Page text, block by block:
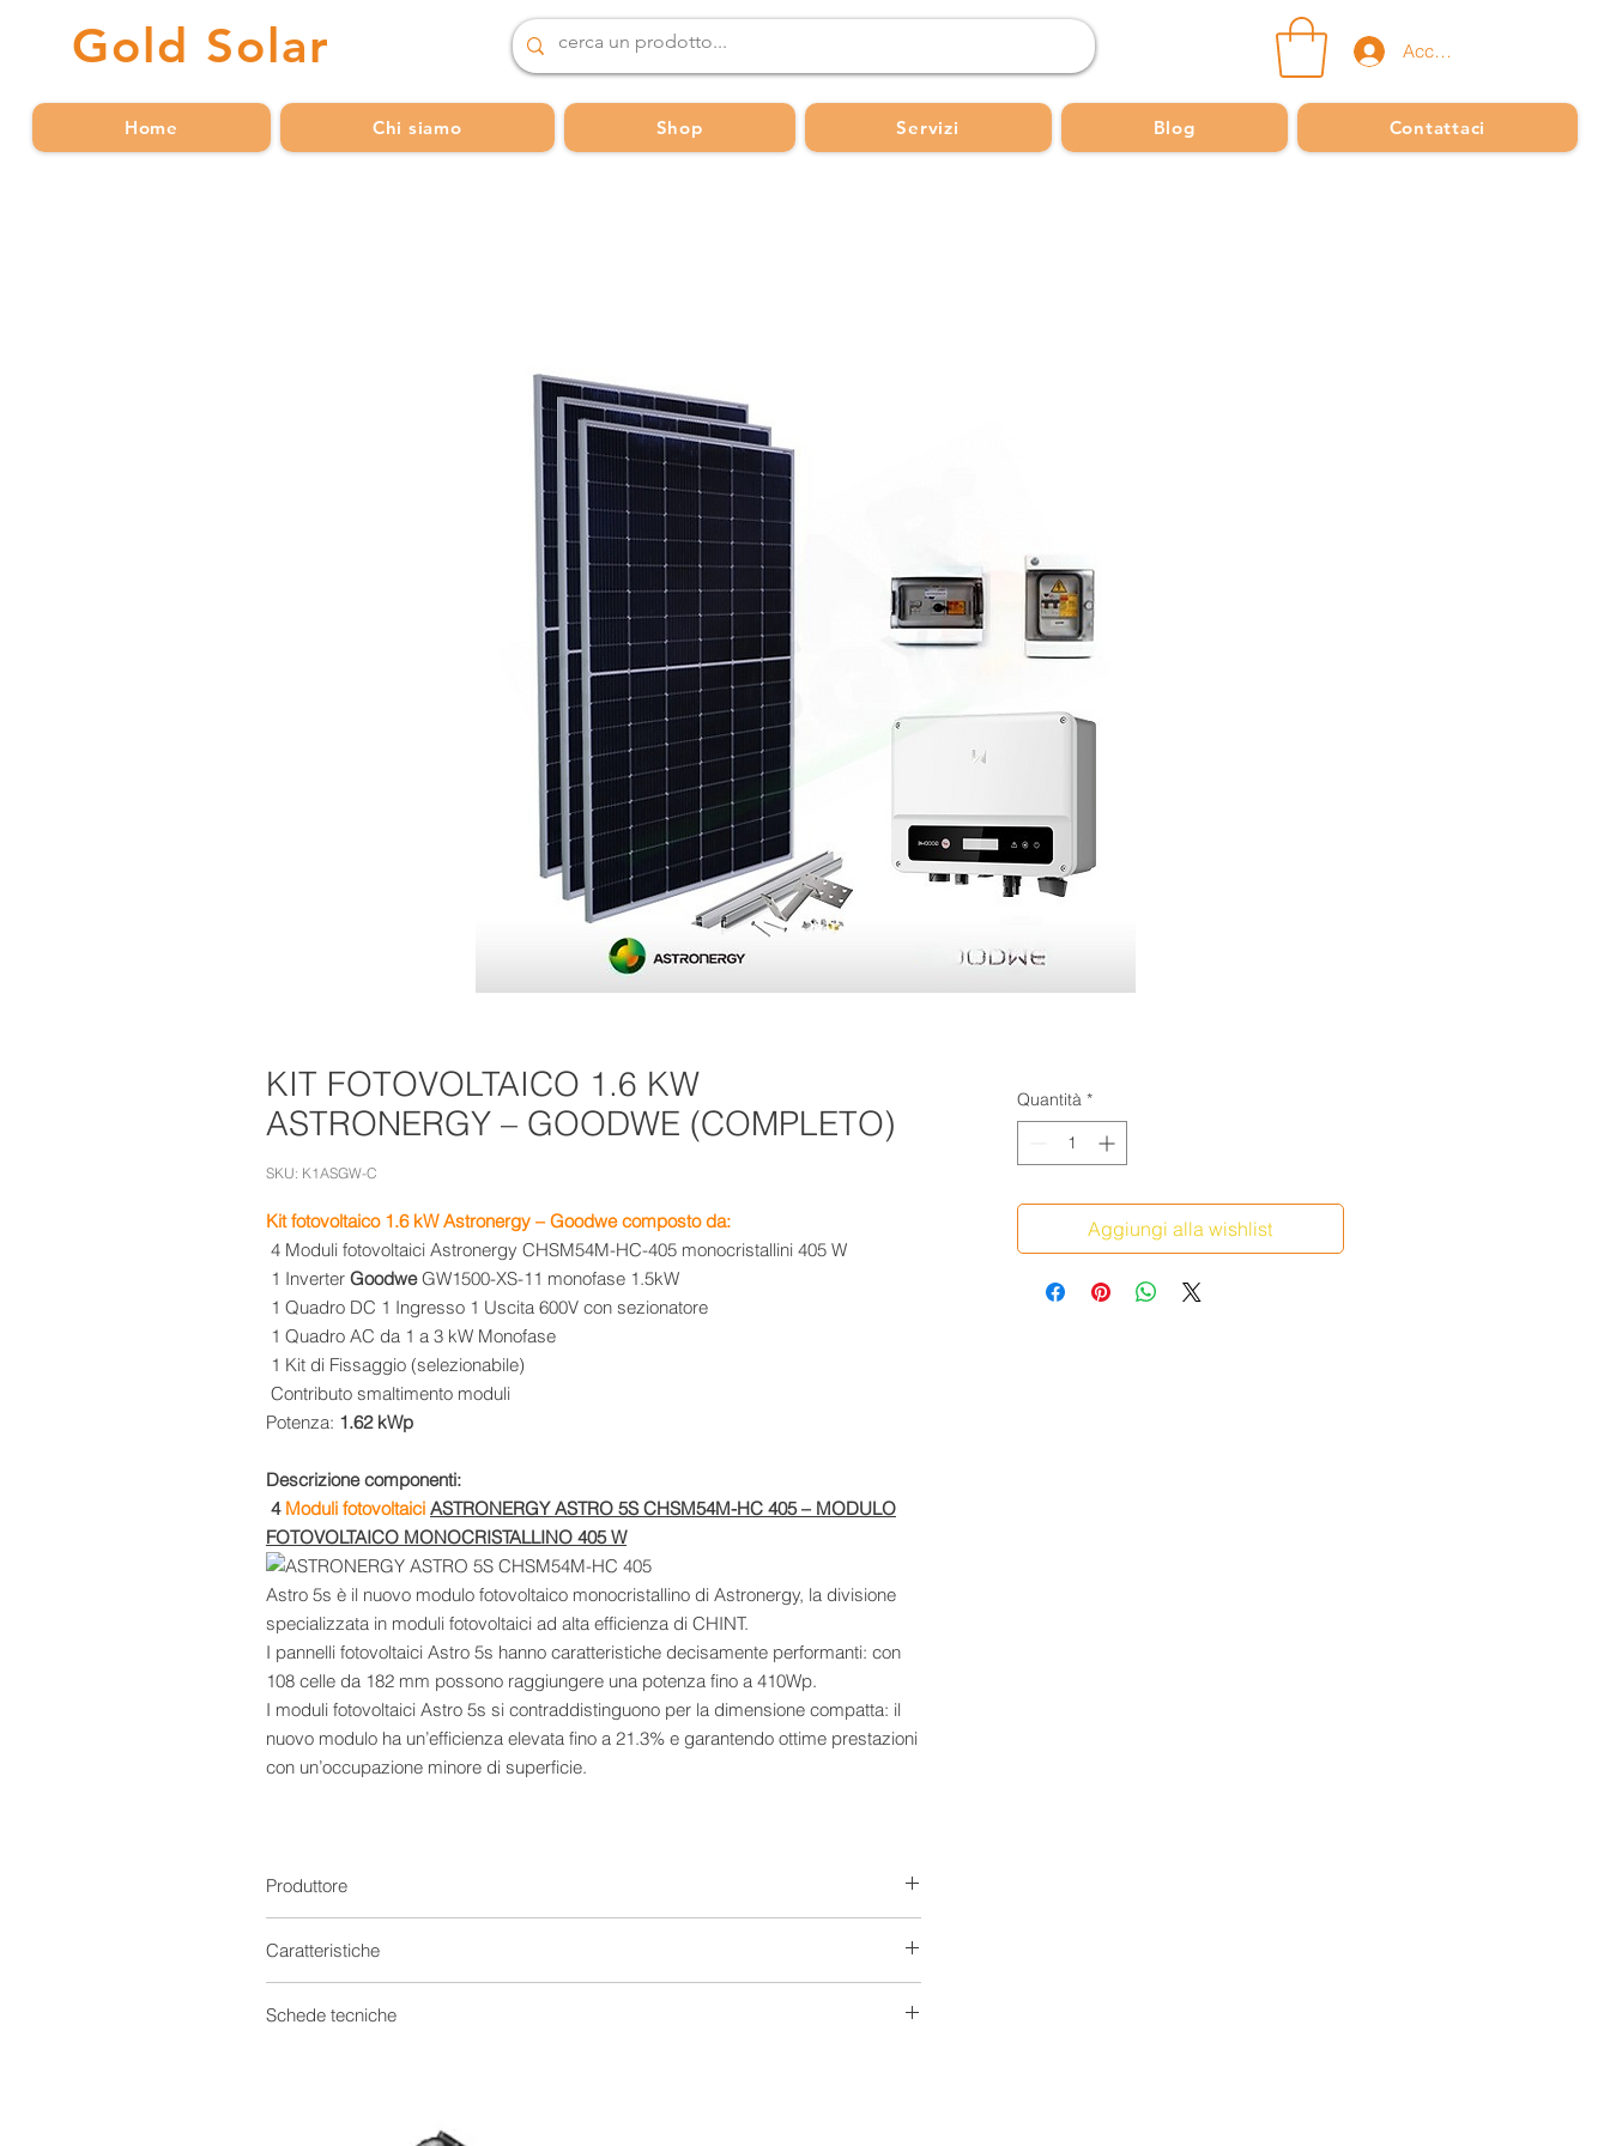
Gold Solar Accedi
Home Chi siamo Shop Servizi Blog Contattaci
KIT FOTOVOLTAICO 1.6 KW
ASTRONERGY – GOODWE (COMPLETO)
SKU: K1ASGW-C
Kit fotovoltaico 1.6 kW Astronergy – Goodwe composto da:
4 Moduli fotovoltaici Astronergy CHSM54M-HC-405 monocristallini 405 W
1 Inverter GoodweGW1500-XS-11 monofase 1.5kW
1 Quadro DC 1 Ingresso 1 Uscita 600V con sezionatore
1 Quadro AC da 1 a 3 kW Monofase
1 Kit di Fissaggio (selezionabile)
Contributo smaltimento moduli
Potenza: 1.62 kWp
Descrizione componenti:
4 Moduli fotovoltaici ASTRONERGY ASTRO 5S CHSM54M-HC 405 – MODULO
FOTOVOLTAICO MONOCRISTALLINO 405 W
Astro 5s è il nuovo modulo fotovoltaico monocristallino di Astronergy, la divisione
specializzata in moduli fotovoltaici ad alta efficienza di CHINT.
I pannelli fotovoltaici Astro 5s hanno caratteristiche decisamente performanti: con
108 celle da 182 mm possono raggiungere una potenza fino a 410Wp.
I moduli fotovoltaici Astro 5s si contraddistinguono per la dimensione compatta: il
nuovo modulo ha un’efficienza elevata fino a 21.3% e garantendo ottime prestazioni
con un’occupazione minore di superficie.
- Innovativa tecnologia half-cut che migliora la tolleranza all’ombreggiatura e ne
- Riduzione dell’effetto Mismatch: con miglioramento sull’efficienza e affidabilità
e una riduzione del rischio di microfessurazione interna
Potenziale) e mantenimento della potenza nel tempo.
Produttore
Caratteristiche
Kit fotovoltaici
Schede tecniche
Quantità *
Aggiungi alla wishlist